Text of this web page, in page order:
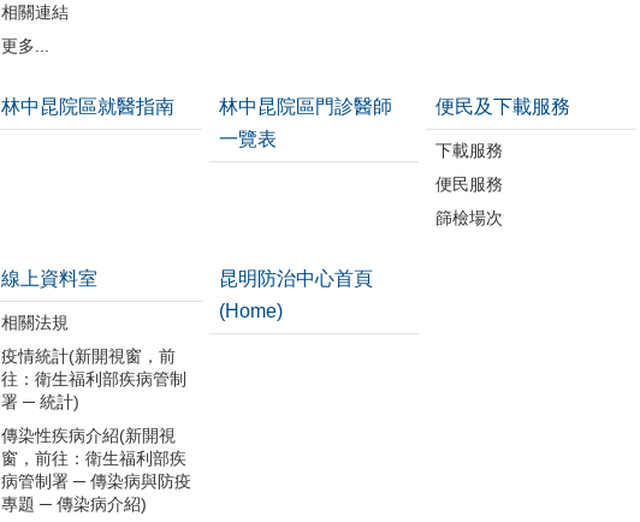
相關連結
更多...
林中昆院區就醫指南
林中昆院區門診醫師
一覽表
便民及下載服務
下載服務
便民服務
篩檢場次
線上資料室
相關法規
疫情統計(新開視窗，前
往：衛生福利部疾病管制
署 ─ 統計)
傳染性疾病介紹(新開視
窗，前往：衛生福利部疾
病管制署 ─ 傳染病與防疫
專題 ─ 傳染病介紹)
昆明防治中心首頁
(Home)